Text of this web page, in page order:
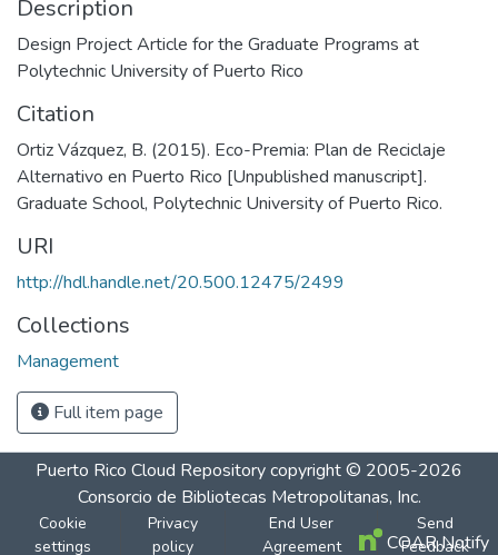
Description
Design Project Article for the Graduate Programs at
Polytechnic University of Puerto Rico
Citation
Ortiz Vázquez, B. (2015). Eco-Premia: Plan de Reciclaje
Alternativo en Puerto Rico [Unpublished manuscript].
Graduate School, Polytechnic University of Puerto Rico.
URI
http://hdl.handle.net/20.500.12475/2499
Collections
Management
Full item page
Puerto Rico Cloud Repositorycopyright © 2005-2026
Consorcio de Bibliotecas Metropolitanas, Inc.
Cookie
settings
Privacy
policy
End User
Agreement
Send
Feedback
COAR Notify